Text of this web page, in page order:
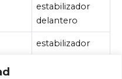
estabilizador
delantero
estabilizador